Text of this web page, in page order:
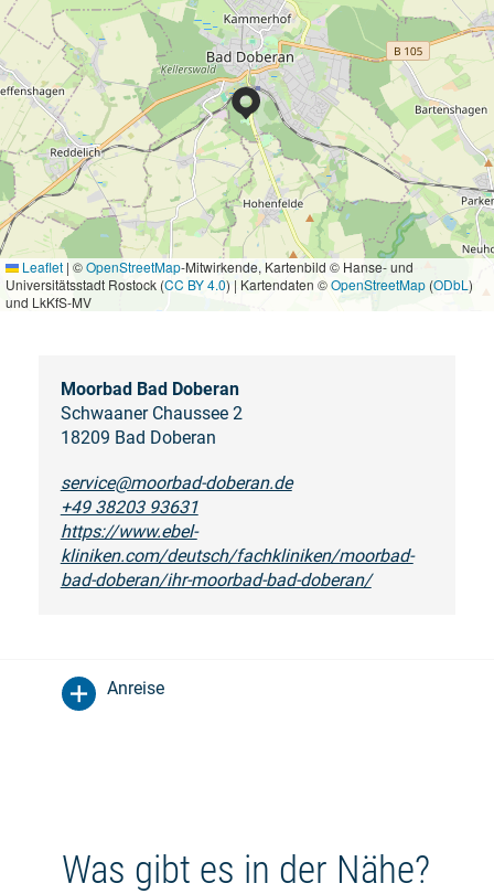
Leaflet | ©OpenStreetMap-Mitwirkende, Kartenbild © Hanse- und
Universitätsstadt Rostock (CC BY 4.0) | Kartendaten ©OpenStreetMap (ODbL )
und LkKfS-MV
Moorbad Bad Doberan
Schwaaner Chaussee 2
18209 Bad Doberan
service@moorbad-doberan.de
+49 38203 93631
https://www.ebel-
kliniken.com/deutsch/fachkliniken/moorbad-
bad-doberan/ihr-moorbad-bad-doberan/
Anreise
Was gibt es in der Nähe?